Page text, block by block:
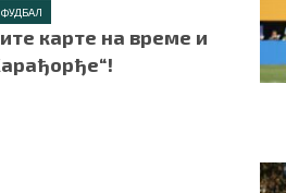
ФУДБАЛ
карте на време и